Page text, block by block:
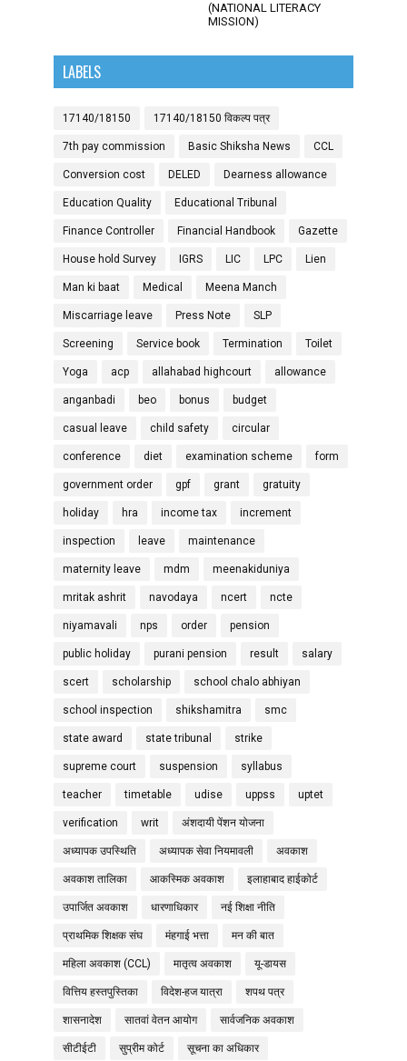
(NATIONAL LITERACY
MISSION)
LABELS
17140/18150 17140/18150 विकल्प पत्र
7th pay commission Basic Shiksha News CCL
Conversion cost DELED Dearness allowance
Education Quality Educational Tribunal
Finance Controller Financial Handbook Gazette
House hold Survey IGRS LIC LPC Lien
Man ki baat Medical Meena Manch
Miscarriage leave Press Note SLP
Screening Service book Termination Toilet
Yoga acp allahabad highcourt allowance
anganbadi beo bonus budget
casual leave child safety circular
conference diet examination scheme form
government order gpf grant gratuity
holiday hra income tax increment
inspection leave maintenance
maternity leave mdm meenakiduniya
mritak ashrit navodaya ncert ncte
niyamavali nps order pension
public holiday purani pension result salary
scert scholarship school chalo abhiyan
school inspection shikshamitra smc
state award state tribunal strike
supreme court suspension syllabus
teacher timetable udise uppss uptet
verification writ अंशदायी पेंशन योजना
अध्यापक उपस्थिति अध्यापक सेवा नियमावली अवकाश
अवकाश तालिका आकस्मिक अवकाश इलाहाबाद हाईकोर्ट
उपार्जित अवकाश धारणाधिकार नई शिक्षा नीति
प्राथमिक शिक्षक संघ मंहगाई भत्ता मन की बात
महिला अवकाश (CCL) मातृत्व अवकाश यू-डायस
वित्तिय हस्तपुस्तिका विदेश-हज यात्रा शपथ पत्र
शासनादेश सातवां वेतन आयोग सार्वजनिक अवकाश
सीटीईटी सुप्रीम कोर्ट सूचना का अधिकार